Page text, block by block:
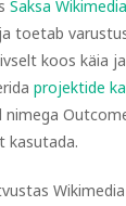
Saksa
toetab
koos käia
projektide
kasutada.